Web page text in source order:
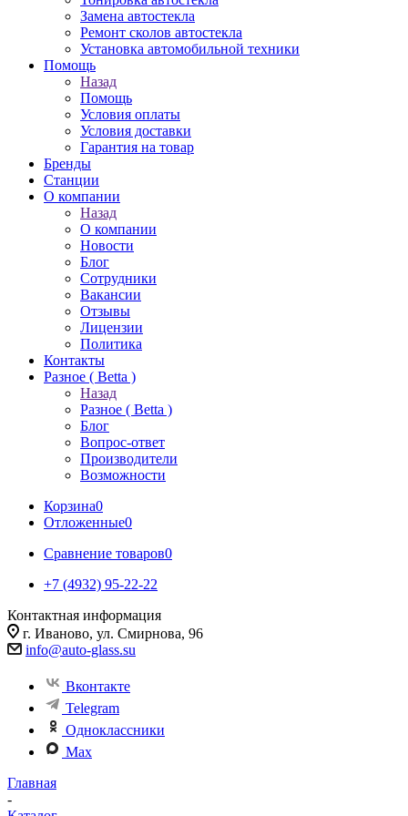
Замена автостекла
Ремонт сколов автостекла
Установка автомобильной техники
Помощь
Назад
Помощь
Условия оплаты
Условия доставки
Гарантия на товар
Бренды
Станции
О компании
Назад
О компании
Новости
Блог
Сотрудники
Вакансии
Отзывы
Лицензии
Политика
Контакты
Разное ( Betta )
Назад
Разное ( Betta )
Блог
Вопрос-ответ
Производители
Возможности
Корзина0
Отложенные0
Сравнение товаров0
+7 (4932) 95-22-22
Контактная информация
г. Иваново, ул. Смирнова, 96
info@auto-glass.su
Вконтакте
Telegram
Одноклассники
Max
Главная
-